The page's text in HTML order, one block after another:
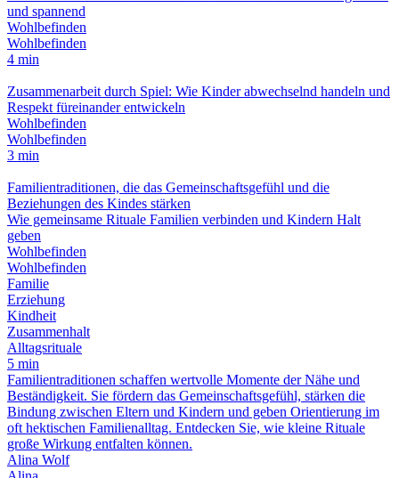
und spannend
Wohlbefinden
Wohlbefinden
4 min
Zusammenarbeit durch Spiel: Wie Kinder abwechselnd handeln und
Respekt füreinander entwickeln
Wohlbefinden
Wohlbefinden
3 min
Familientraditionen, die das Gemeinschaftsgefühl und die
Beziehungen des Kindes stärken
Wie gemeinsame Rituale Familien verbinden und Kindern Halt
geben
Wohlbefinden
Wohlbefinden
Familie
Erziehung
Kindheit
Zusammenhalt
Alltagsrituale
5 min
Familientraditionen schaffen wertvolle Momente der Nähe und
Beständigkeit. Sie fördern das Gemeinschaftsgefühl, stärken die
Bindung zwischen Eltern und Kindern und geben Orientierung im
oft hektischen Familienalltag. Entdecken Sie, wie kleine Rituale
große Wirkung entfalten können.
Alina Wolf